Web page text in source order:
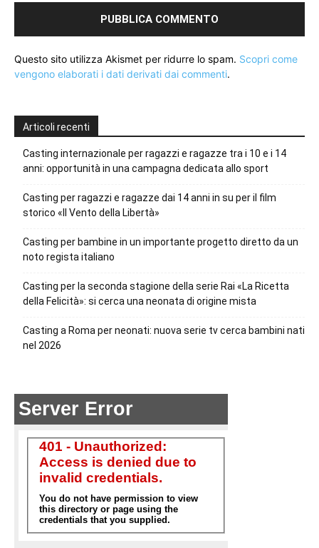
Questo sito utilizza Akismet per ridurre lo spam. Scopri come
vengono elaborati i dati derivati dai commenti.
Articoli recenti
Casting internazionale per ragazzi e ragazze tra i 10 e i 14
anni: opportunità in una campagna dedicata allo sport
Casting per ragazzi e ragazze dai 14 anni in su per il film
storico «Il Vento della Libertà»
Casting per bambine in un importante progetto diretto da un
noto regista italiano
Casting per la seconda stagione della serie Rai «La Ricetta
della Felicità»: si cerca una neonata di origine mista
Casting a Roma per neonati: nuova serie tv cerca bambini nati
nel 2026